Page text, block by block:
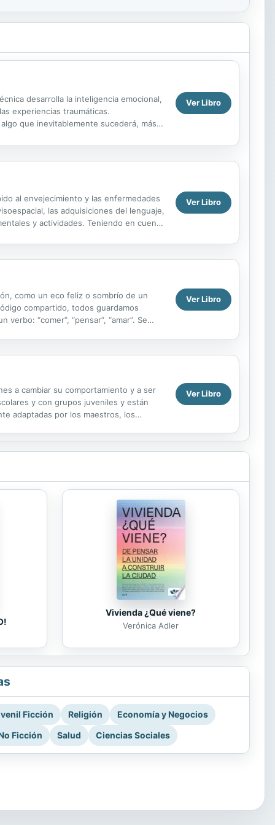
desarrolla la inteligencia emocional,
experiencias traumáticas.
que inevitablemente sucederá, más
Ver Libro
al envejecimiento y las enfermedades
las adquisiciones del lenguaje,
y actividades. Teniendo en cuenta
Ver Libro
como un eco feliz o sombrío de un
compartido, todos guardamos
“comer”, “pensar”, “amar”. Se
Ver Libro
a cambiar su comportamiento y a ser
y con grupos juveniles y están
adaptadas por los maestros, los
Ver Libro
Vivienda ¿Qué viene?
Verónica Adler
Ficción Religión
Economía y Negocios
Ficción
Salud Ciencias Sociales